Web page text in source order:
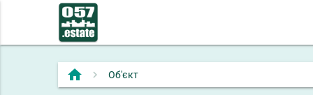
home Об'єкт